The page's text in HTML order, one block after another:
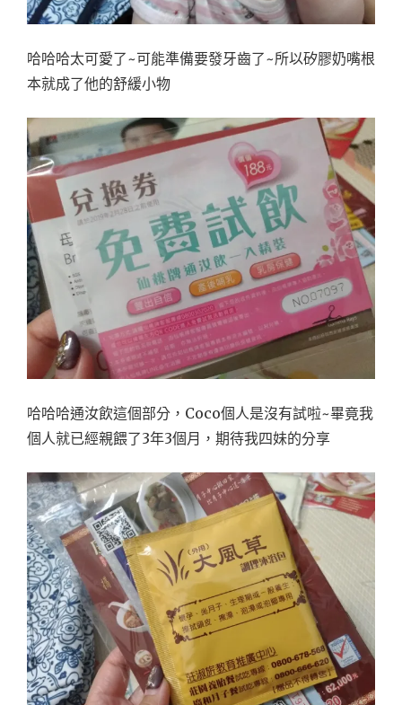
哈哈哈太可愛了~可能準備要發牙齒了~所以矽膠奶嘴根
本就成了他的舒緩小物
哈哈哈通汝飲這個部分，Coco個人是沒有試啦~畢竟我
個人就已經親餵了3年3個月，期待我四妹的分享